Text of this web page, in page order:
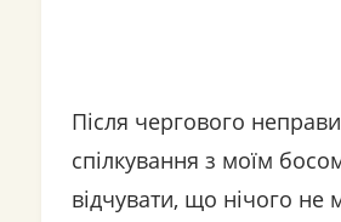
Після чергового
спілкування з моїм
відчувати, що нічого не